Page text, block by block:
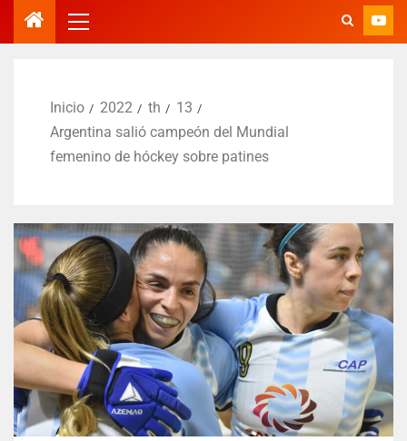
Inicio 2022 th
13
Argentina salió campeón del Mundial
femenino de hóckey sobre patines